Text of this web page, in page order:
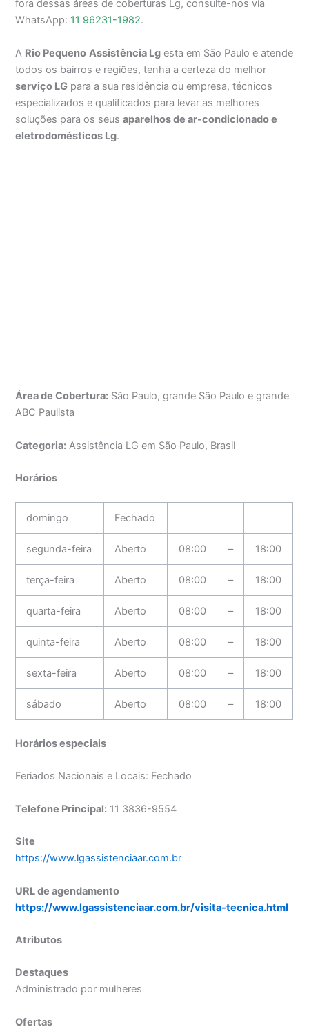
fora dessas áreas de coberturas Lg, consulte-nos via
WhatsApp: 11 96231-1982.
A Rio Pequeno Assistência Lg esta em São Paulo e atende
todos os bairros e regiões, tenha a certeza do melhor
serviço LG para a sua residência ou empresa, técnicos
especializados e qualificados para levar as melhores
soluções para os seusaparelhos de ar-condicionado e
eletrodomésticos Lg.
Área de Cobertura: São Paulo, grande São Paulo e grande
ABC Paulista
Categoria: Assistência LG em São Paulo, Brasil
Horários
domingo Fechado
segunda-feira Aberto 08:00 – 18:00
terça-feira Aberto 08:00 – 18:00
quarta-feira Aberto 08:00 – 18:00
quinta-feira Aberto 08:00 – 18:00
sexta-feira Aberto 08:00 – 18:00
sábado Aberto 08:00 – 18:00
Horários especiais
Feriados Nacionais e Locais: Fechado
Telefone Principal: 11 3836-9554
Site
https://www.lgassistenciaar.com.br
URL de agendamento
https://www.lgassistenciaar.com.br/visita-tecnica.html
Atributos
Destaques
Administrado por mulheres
Ofertas